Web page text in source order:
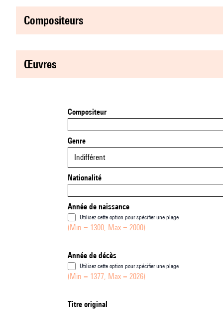
compositeurs
œuvres
Compositeur
Genre
Indifférent
Nationalité
Année de naissance
Utilisez cette option pour spécifier une plage
(Min = 1300, Max = 2000)
Année de décès
Utilisez cette option pour spécifier une plage
(Min = 1377, Max = 2026)
Titre original